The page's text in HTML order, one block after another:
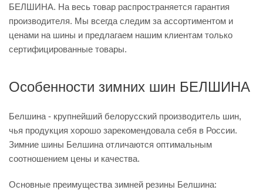
БЕЛШИНА. На весь товар распространяется гарантия
производителя. Мы всегда следим за ассортиментом и
ценами на шины и предлагаем нашим клиентам только
сертифицированные товары.
Особенности зимних шин БЕЛШИНА
Белшина - крупнейший белорусский производитель шин,
чья продукция хорошо зарекомендовала себя в России.
Зимние шины Белшина отличаются оптимальным
соотношением цены и качества.
Основные преимущества зимней резины Белшина: